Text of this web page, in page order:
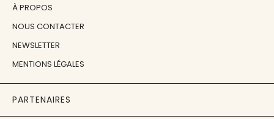
À PROPOS
NOUS CONTACTER
NEWSLETTER
MENTIONS LÉGALES
PARTENAIRES